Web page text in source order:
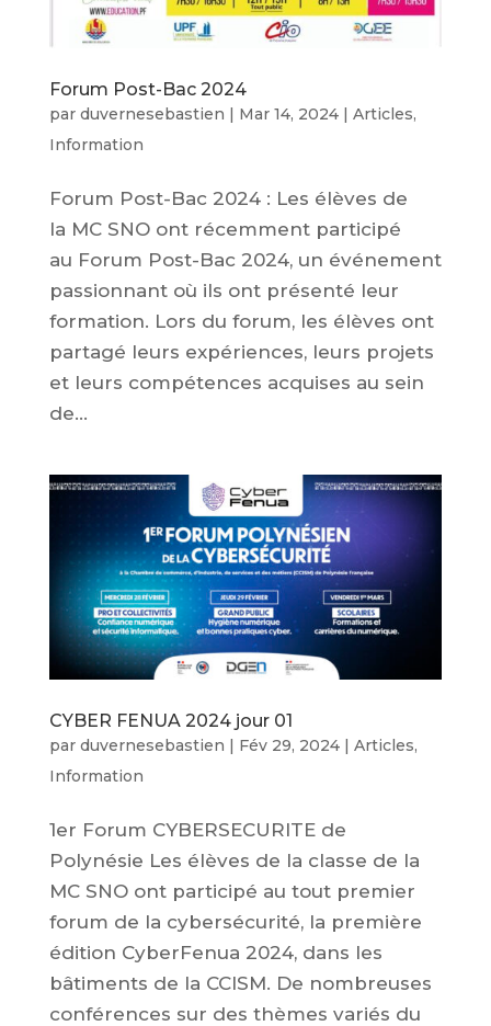
Forum Post-Bac 2024
par duvernesebastien | Mar 14, 2024| Articles,
Information
Forum Post-Bac 2024 : Les élèves de
la MC SNO ont récemment participé
au Forum Post-Bac 2024, un événement
passionnant où ils ont présenté leur
formation. Lors du forum, les élèves ont
partagé leurs expériences, leurs projets
et leurs compétences acquises au sein
de...
CYBER FENUA 2024 jour 01
par duvernesebastien | Fév 29, 2024| Articles,
Information
1er Forum CYBERSECURITE de
Polynésie Les élèves de la classe de la
MC SNO ont participé au tout premier
forum de la cybersécurité, la première
édition CyberFenua 2024, dans les
bâtiments de la CCISM. De nombreuses
conférences sur des thèmes variés du